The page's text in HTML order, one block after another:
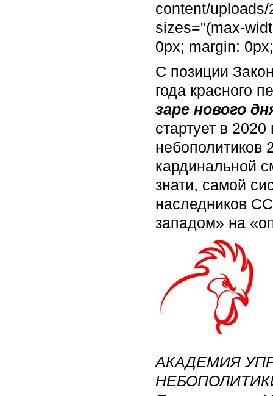
content/
sizes="(max-
0px; margin:
С позиции
года красного
заре нового
стартует в
небополитиков
кардинальной
знати, самой
наследников
западом» на
АКАДЕМИЯ